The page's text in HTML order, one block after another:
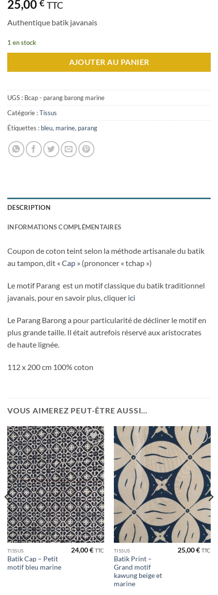
25,00 € TTC
Authentique batik javanais
1 en stock
AJOUTER AU PANIER
UGS : Bcap - parang barong marine
Catégorie :Tissus
Étiquettes : bleu, marine, parang
DESCRIPTION
INFORMATIONS COMPLÉMENTAIRES
Coupon de coton teint selon la méthode artisanale du batik
au tampon, dit « Cap » (prononcer « tchap »)
Le motif Parang est un motif classique du batik traditionnel
javanais, pour en savoir plus, cliquer ici
Le Parang Barong a pour particularité de décliner le motif en
plus grande taille. Il était autrefois réservé aux aristocrates
de haute lignée.
112 x 200 cm 100% coton
VOUS AIMEREZ PEUT-ÊTRE AUSSI…
Ajouter
à la liste
de
souhaits
TISSUS
Batik Cap – Petit
motif bleu marine
24,00€ TTC
Ajouter
à la liste
de
souhaits
TISSUS
Batik Print –
Grand motif
kawung beige et
marine
25,00€ TTC